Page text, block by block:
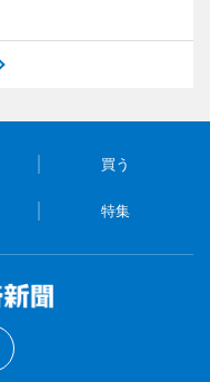
買う
特集